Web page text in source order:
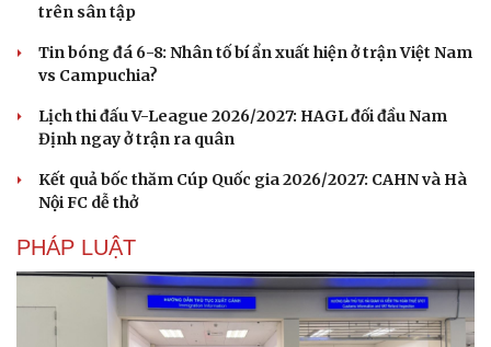
trên sân tập
Tin bóng đá 6-8: Nhân tố bí ẩn xuất hiện ở trận Việt Nam
vs Campuchia?
Lịch thi đấu V-League 2026/2027: HAGL đối đầu Nam
Định ngay ở trận ra quân
Kết quả bốc thăm Cúp Quốc gia 2026/2027: CAHN và Hà
Nội FC dễ thở
PHÁP LUẬT